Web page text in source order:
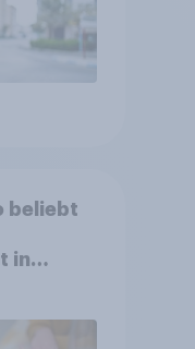
beliebt
in